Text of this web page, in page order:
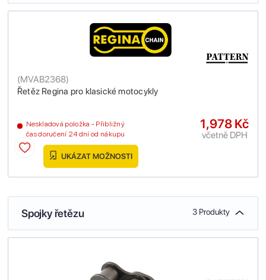
Řetěz Regina pro klasické motocykly
(MVAB2368)
Neskladová položka - Přibližný
čas doručení 24 dní od nákupu
1,978 Kč
včetně DPH
UKÁZAT MOŽNOSTI
Spojky řetězu 3 Produkty